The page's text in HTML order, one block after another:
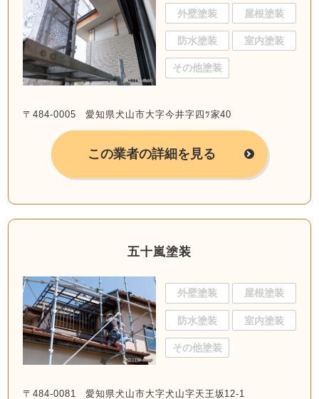
外壁塗装 屋根塗装
防水塗装 室内塗装
その他塗装
〒484-0005 愛知県犬山市大字今井字四ﾂ家40
この業者の詳細を見る
五十嵐塗装
外壁塗装 屋根塗装
防水塗装 室内塗装
その他塗装
〒484-0081 愛知県犬山市大字犬山字天王坂12-1